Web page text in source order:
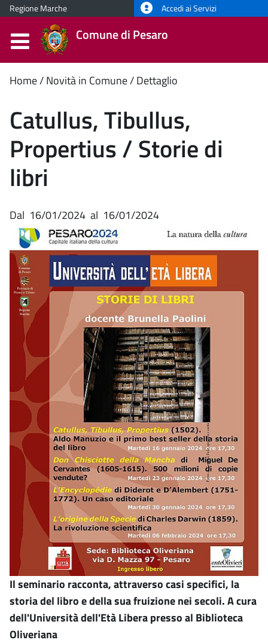
Regione Marche Accedi ai Servizi
Comune di Pesaro
Contenuto
principale
Home Novità in Comune Dettaglio
Catullus, Tibullus,
Propertius / Storie di
libri
Dal 16/01/2024 al 16/01/2024
Il seminario racconta, attraverso casi specifici, la
storia del libro e della sua fruizione nei secoli. A cura
dell'Università dell'Età Libera presso al Biblioteca
Oliveriana